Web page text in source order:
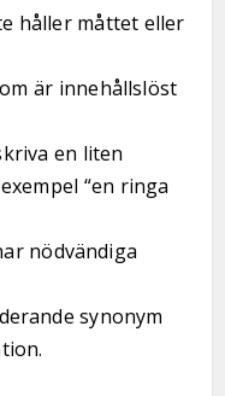
håller måttet eller
är innehållslöst
en liten
“en ringa
nödvändiga
synonym